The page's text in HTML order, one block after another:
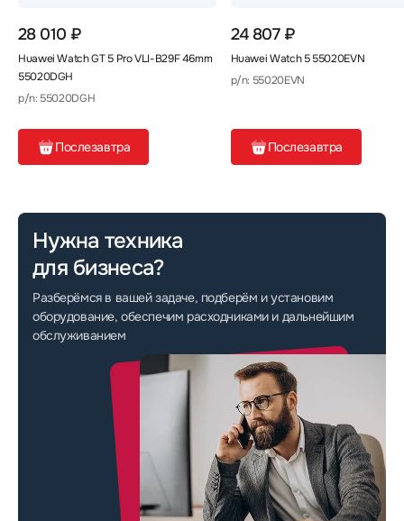
28 010 ₽
Huawei Watch GT 5 Pro VLI-B29F 46mm
55020DGH
p/n: 55020DGH
Послезавтра
24 807 ₽
Huawei Watch 5 55020EVN
p/n: 55020EVN
Послезавтра
Нужна техника
для бизнеса?
Разберёмся в вашей задаче, подберём и установим
оборудование, обеспечим расходниками и дальнейшим
обслуживанием